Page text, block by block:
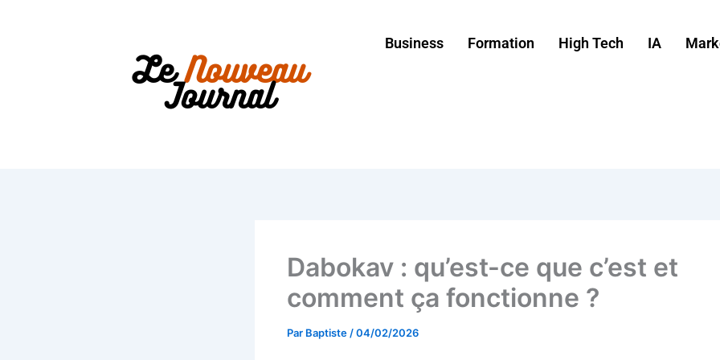
Business Formation High Tech IA
Dabokav : qu’est-ce que c’est et
comment ça fonctionne ?
Par Baptiste /04/02/2026